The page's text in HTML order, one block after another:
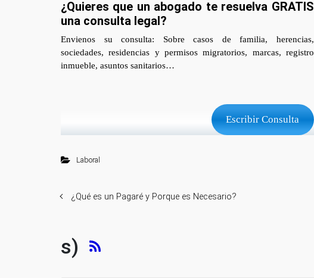
¿Quieres que un abogado te resuelva GRATIS
una consulta legal?
Envienos su consulta: Sobre casos de familia, herencias,
sociedades, residencias y permisos migratorios, marcas, registro
inmueble, asuntos sanitarios…
Escribir Consulta
Laboral
¿Qué es un Pagaré y Porque es Necesario?
s)